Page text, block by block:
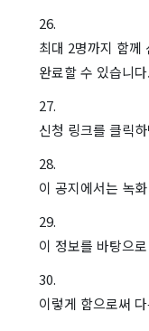
최대 2명까지 함께
완료할 수 있습니다.
신청 링크를 클릭
이 공지에서는 녹
이 정보를 바탕으
이렇게 함으로써